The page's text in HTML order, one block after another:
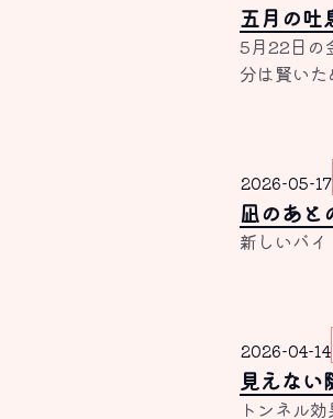
五月の吐
5月22日の
分は賢い
2026-05-17
凪のあと
新しいバ
2026-04-14
見えない
トンネル